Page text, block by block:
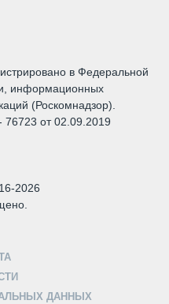
в Федеральной
информационных
(Роскомнадзор).
от 02.09.2019
2026
ДАННЫХ